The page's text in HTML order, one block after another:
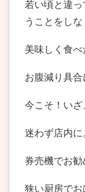
若い頃と違
うことをしな
美味しく食べ
お腹減り具合
今こそ！いざ
迷わず店内に
券売機でお勧
狭い厨房でお